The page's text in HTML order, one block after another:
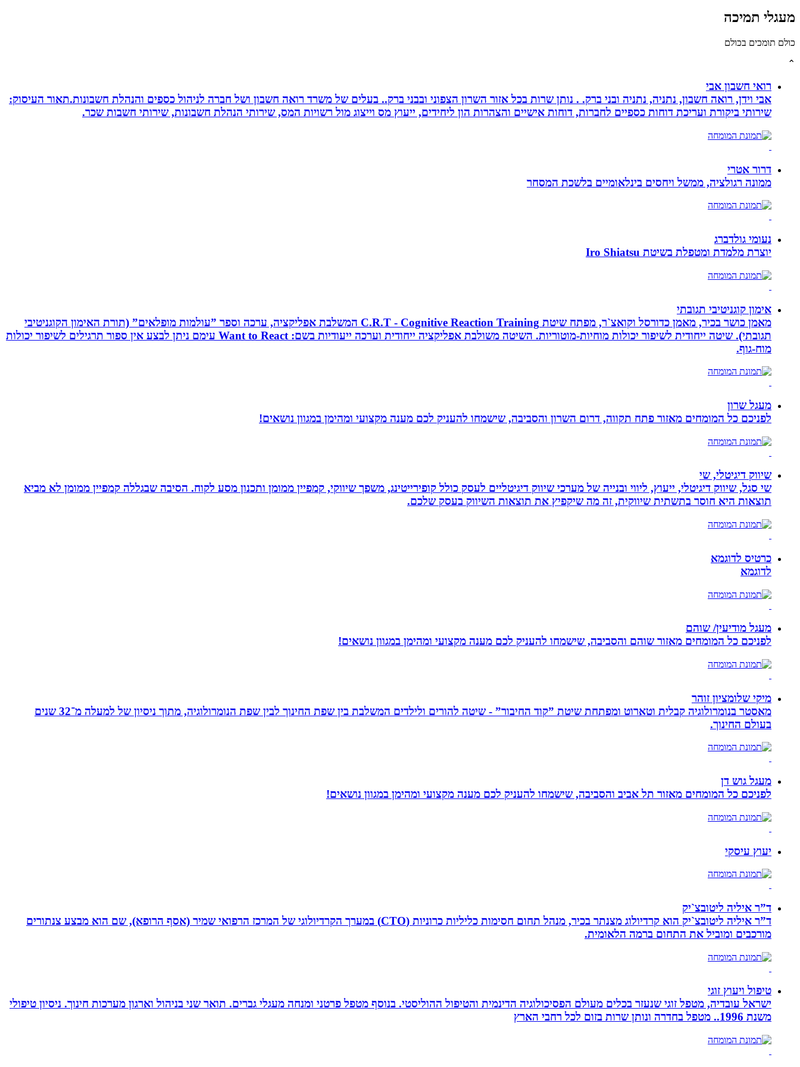
מעגלי תמיכה
כולם תומכים בכולם
⌃
רואי חשבון אבי
אבי וידן, רואה חשבון, נתניה, נתניה ובני ברק. . נותן שרות בכל אזור השרון הצפוני ובבני ברק.. בעלים של משרד רואה חשבון ושל חברה לניהול כספים והנהלת חשבונות.תאור העיסוק:
שירותי ביקורת ועריכת דוחות כספיים לחברות, דוחות אישיים והצהרות הון ליחידים, ייעוץ מס וייצוג מול רשויות המס, שירותי הנהלת חשבונות, שירותי חשבות שכר.
דרור אטרי
ממונה רגולציה, ממשל ויחסים בינלאומיים בלשכת המסחר
נעומי גולדברג
יוצרת מלמדת ומטפלת בשיטת Iro Shiatsu
אימון קוגניטיבי תגובתי
מאמן כושר בכיר, מאמן כדורסל וקואצ`ר, מפתח שיטת C.R.T - Cognitive Reaction Training המשלבת אפליקציה, ערכה וספר ”עולמות מופלאים” (תורת האימון הקוגניטיבי
תגובתי). שיטה ייחודית לשיפור יכולות מוחיות-מוטוריות. השיטה משולבת אפליקציה ייחודית וערכה ייעודיות בשם: Want to React עימם ניתן לבצע אין ספור תרגילים לשיפור יכולות
מוח-גוף.
מעגל שרון
לפניכם כל המומחים מאזור פתח תקווה, דרום השרון והסביבה, שישמחו להעניק לכם מענה מקצועי ומהימן במגוון נושאים!
שיווק דיגיטלי, שי
שי סגל, שיווק דיגיטלי, ייעוץ, ליווי ובנייה של מערכי שיווק דיגיטליים לעסק כולל קופירייטינג, משפך שיווקי, קמפיין ממומן ותכנון מסע לקוח. הסיבה שבגללה קמפיין ממומן לא מביא
תוצאות היא חוסר בתשתית שיווקית, זה מה שיקפיץ את תוצאות השיווק בעסק שלכם.
כרטיס לדוגמא
לדוגמא
מעגל מודיעין/ שוהם
לפניכם כל המומחים מאזור שוהם והסביבה, שישמחו להעניק לכם מענה מקצועי ומהימן במגוון נושאים!
מיקי שלומציון זוהר
מאסטר בנומרולוגיה קבלית וטארוט ומפתחת שיטת ”קוד החיבור” - שיטה להורים ולילדים המשלבת בין שפת החינוך לבין שפת הנומרולוגיה, מתוך ניסיון של למעלה מ־32 שנים
בעולם החינוך.
מעגל גוש דן
לפניכם כל המומחים מאזור תל אביב והסביבה, שישמחו להעניק לכם מענה מקצועי ומהימן במגוון נושאים!
יעוץ עיסקי
ד”ר איליה ליטובצ`יק
ד”ר איליה ליטובצ`יק הוא קרדיולוג מצנתר בכיר, מנהל תחום חסימות כליליות כרוניות (CTO) במערך הקרדיולוגי של המרכז הרפואי שמיר (אסף הרופא), שם הוא מבצע צנתורים
מורכבים ומוביל את התחום ברמה הלאומית.
טיפול ויעוץ זוגי
ישראל עובדיה, מטפל זוגי שנעזר בכלים מעולם הפסיכולוגיה הדינמית והטיפול ההוליסטי. בנוסף מטפל פרטני ומנחה מעגלי גברים. תואר שני בניהול וארגון מערכות חינוך. ניסיון טיפולי
משנת 1996.. מטפל בחדרה ונותן שרות בזום לכל רחבי הארץ